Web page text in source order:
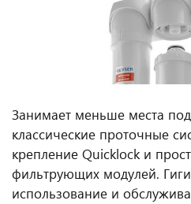
Занимает меньше места
классические проточные
крепление Quicklock и
фильтрующих модулей.
использование и